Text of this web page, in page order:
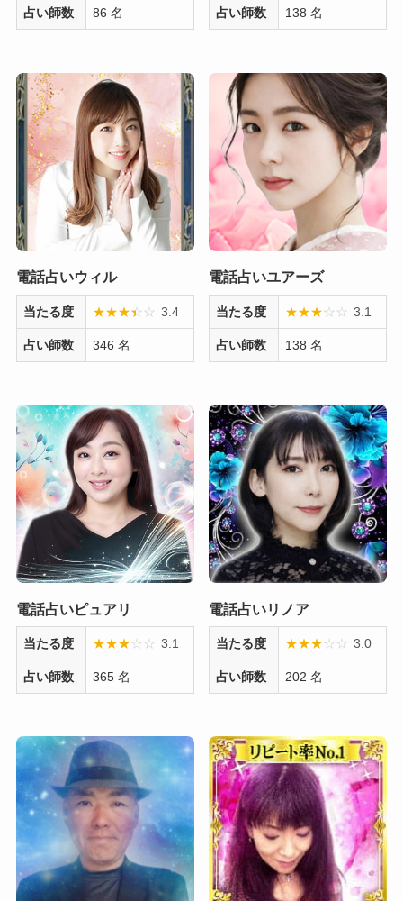
占い師数 86 名 占い師数 138 名
電話占いウィル
当たる度 ★★★★
☆ ☆ 3.4
占い師数 346 名
電話占いユアーズ
当たる度 ★★★★
☆ ☆ 3.1
占い師数 138 名
電話占いピュアリ
当たる度 ★★★★
☆ ☆ 3.1
占い師数 365 名
電話占いリノア
当たる度 ★★★☆ ☆ 3.0
占い師数 202 名